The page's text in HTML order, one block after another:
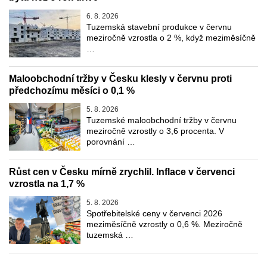
6. 8. 2026
Tuzemská stavební produkce v červnu
meziročně vzrostla o 2 %, když meziměsíčně
Maloobchodní tržby v Česku klesly v červnu proti
předchozímu měsíci o 0,1 %
5. 8. 2026
Tuzemské maloobchodní tržby v červnu
meziročně vzrostly o 3,6 procenta. V
porovnání …
Růst cen v Česku mírně zrychlil. Inflace v červenci
vzrostla na 1,7 %
5. 8. 2026
Spotřebitelské ceny v červenci 2026
meziměsíčně vzrostly o 0,6 %. Meziročně
tuzemská …